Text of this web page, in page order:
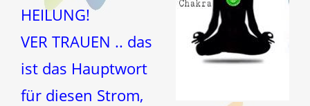
HEILUNG!
VER TRAUEN .. das
ist das Hauptwort
für diesen Strom,